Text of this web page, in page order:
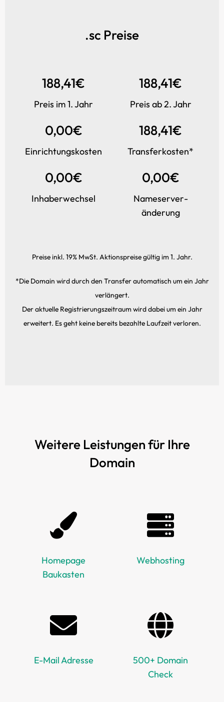
.sc Preise
188,41€
Preis im 1. Jahr
188,41€
Preis ab 2. Jahr
0,00€
Einrichtungs­kosten
188,41€
Transfer­kosten*
0,00€
Inhaber­wechsel
0,00€
Name­server­
änderung
Preise inkl. 19% MwSt. Aktionspreise gültig im 1. Jahr.
*Die Domain wird durch den Transfer automatisch um ein Jahr
verlängert.
Der aktuelle Registrierungs­zeitraum wird dabei um ein Jahr
erweitert. Es geht keine bereits bezahlte Laufzeit verloren.
Weitere Leistungen für Ihre
Domain
Homepage
Baukasten
Webhosting
E-Mail Adresse
500+ Domain
Check